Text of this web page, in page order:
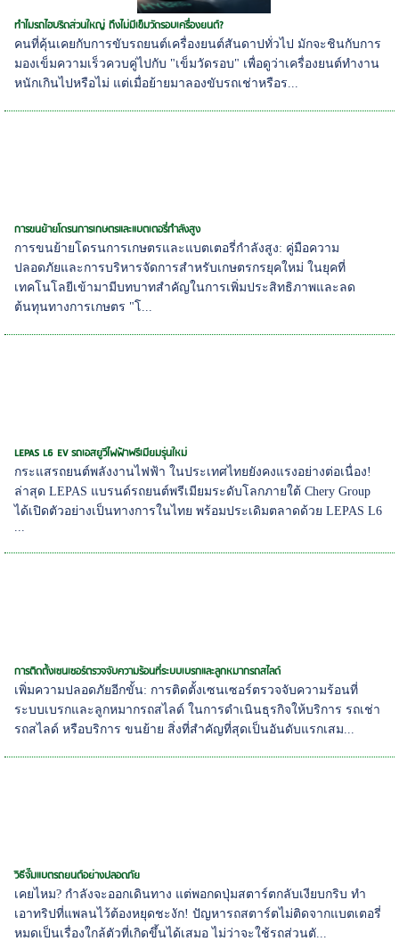
ทำไมรถไฮบริดส่วนใหญ่ ถึงไม่มีเข็มวัดรอบเครื่องยนต์?
คนที่คุ้นเคยกับการขับรถยนต์เครื่องยนต์สันดาปทั่วไป มักจะชินกับการ
มองเข็มความเร็วควบคู่ไปกับ "เข็มวัดรอบ" เพื่อดูว่าเครื่องยนต์ทำงาน
หนักเกินไปหรือไม่ แต่เมื่อย้ายมาลองขับรถเช่าหรือร...
การขนย้ายโดรนการเกษตรและแบตเตอรี่กำลังสูง
การขนย้ายโดรนการเกษตรและแบตเตอรี่กำลังสูง: คู่มือความ
ปลอดภัยและการบริหารจัดการสำหรับเกษตรกรยุคใหม่ ในยุคที่
เทคโนโลยีเข้ามามีบทบาทสำคัญในการเพิ่มประสิทธิภาพและลด
ต้นทุนทางการเกษตร "โ...
LEPAS L6 EV รถเอสยูวีไฟฟ้าพรีเมียมรุ่นใหม่
กระแสรถยนต์พลังงานไฟฟ้า ในประเทศไทยยังคงแรงอย่างต่อเนื่อง!
ล่าสุด LEPAS แบรนด์รถยนต์พรีเมียมระดับโลกภายใต้ Chery Group
ได้เปิดตัวอย่างเป็นทางการในไทย พร้อมประเดิมตลาดด้วย LEPAS L6
การติดตั้งเซนเซอร์ตรวจจับความร้อนที่ระบบเบรกและลูกหมากรถสไลด์
เพิ่มความปลอดภัยอีกขั้น: การติดตั้งเซนเซอร์ตรวจจับความร้อนที่
ระบบเบรกและลูกหมากรถสไลด์ ในการดำเนินธุรกิจให้บริการ รถเช่า
รถสไลด์ หรือบริการ ขนย้าย สิ่งที่สำคัญที่สุดเป็นอันดับแรกเสม...
วิธีจั๊มแบตรถยนต์อย่างปลอดภัย
เคยไหม? กำลังจะออกเดินทาง แต่พอกดปุ่มสตาร์ตกลับเงียบกริบ ทำ
เอาทริปที่แพลนไว้ต้องหยุดชะงัก! ปัญหารถสตาร์ตไม่ติดจากแบตเตอรี่
หมดเป็นเรื่องใกล้ตัวที่เกิดขึ้นได้เสมอ ไม่ว่าจะใช้รถส่วนตั...